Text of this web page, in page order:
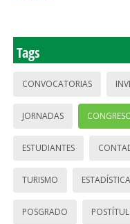
Tags
CONVOCATORIAS
JORNADAS
ESTUDIANTES
TURISMO ESTADÍSTICA
POSGRADO